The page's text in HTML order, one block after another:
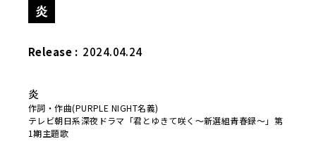
炎
Release : 2024.04.24
炎
作詞・作曲(PURPLE NIGHT名義)
テレビ朝日系深夜ドラマ「君とゆきて咲く～新選組青春録～」第
1期主題歌